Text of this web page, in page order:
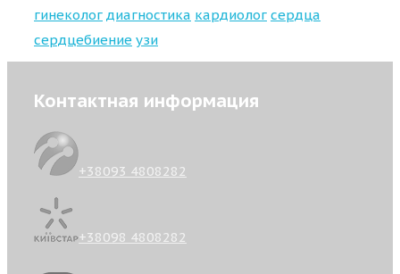
гинеколог диагностика кардиолог сердца
сердцебиение узи
Контактная информация
+38093 4808282
+38098 4808282